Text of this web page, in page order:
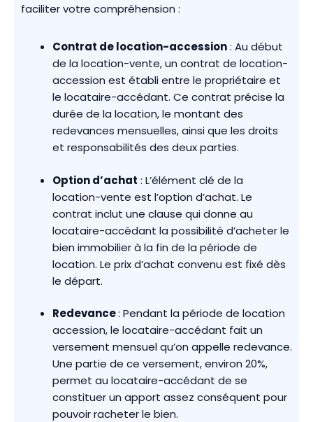
faciliter votre compréhension :
Contrat de location-accession: Au début
de la location-vente, un contrat de location-
accession est établi entre le propriétaire et
le locataire-accédant. Ce contrat précise la
durée de la location, le montant des
redevances mensuelles, ainsi que les droits
et responsabilités des deux parties.
Option d’achat : L’élément clé de la
location-vente est l’option d’achat. Le
contrat inclut une clause qui donne au
locataire-accédant la possibilité d’acheter le
bien immobilier à la fin de la période de
location. Le prix d’achat convenu est fixé dès
le départ.
Redevance: Pendant la période de location
accession, le locataire-accédant fait un
versement mensuel qu’on appelle redevance.
Une partie de ce versement, environ 20%,
permet au locataire-accédant de se
constituer un apport assez conséquent pour
pouvoir racheter le bien.